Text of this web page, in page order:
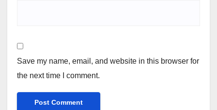
Save my name, email, and website in this browser for
the next time I comment.